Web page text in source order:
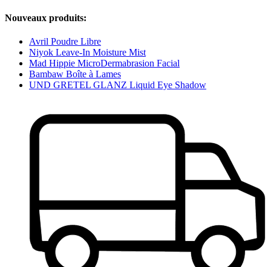
Nouveaux produits:
Avril Poudre Libre
Niyok Leave-In Moisture Mist
Mad Hippie MicroDermabrasion Facial
Bambaw Boîte à Lames
UND GRETEL GLANZ Liquid Eye Shadow